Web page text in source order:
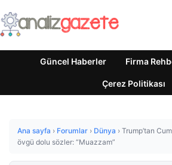
Güncel Haberler Firma
Çerez Politikası
Ana sayfa › Forumlar › Dünya › Trump’tan
övgü dolu sözler: “Muazzam”